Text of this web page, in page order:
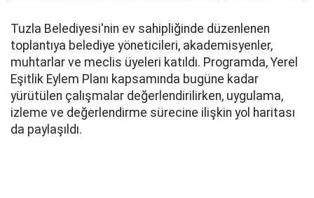
Tuzla Belediyesi'nin ev sahipliğinde düzenlenen
toplantıya belediye yöneticileri, akademisyenler,
muhtarlar ve meclis üyeleri katıldı. Programda, Yerel
Eşitlik Eylem Planı kapsamında bugüne kadar
yürütülen çalışmalar değerlendirilirken, uygulama,
izleme ve değerlendirme sürecine ilişkin yol haritası
da paylaşıldı.